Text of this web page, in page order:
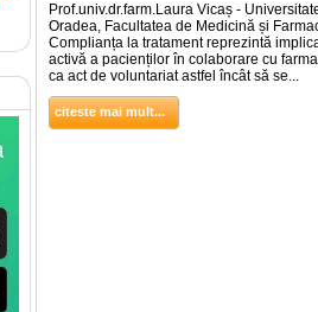
Prof.univ.dr.farm.Laura Vicaș -
Oradea, Facultatea de Medicină și
Complianța la tratament reprezintă
activă a pacienților în colaborare cu
ca act de voluntariat astfel încât să se...
citeste mai mult...